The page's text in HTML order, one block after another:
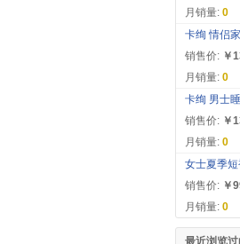
月销量: 0
卡绚 情侣
销售价: ￥
月销量: 0
卡绚 男士
销售价: ￥
月销量: 0
女士夏季
销售价: ￥
月销量: 0
最近浏览